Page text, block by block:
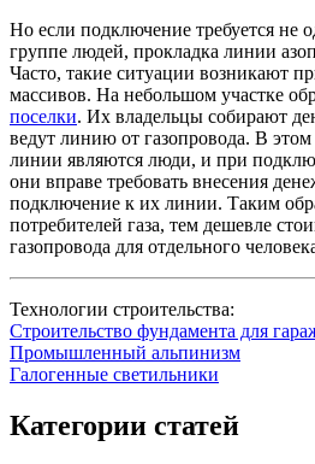
Но если подключение требуется не
группе людей, прокладка линии
Часто, такие ситуации возникают
массивов. На небольшом участке
поселки. Их владельцы собирают
ведут линию от газопровода. В этом
линии являются люди, и при
они вправе требовать внесения
подключение к их линии. Таким
потребителей газа, тем дешевле
газопровода для отдельного
Технологии строительства:
Строительство фундамента для
Промышленный альпинизм
Галогенные светильники
Категории статей